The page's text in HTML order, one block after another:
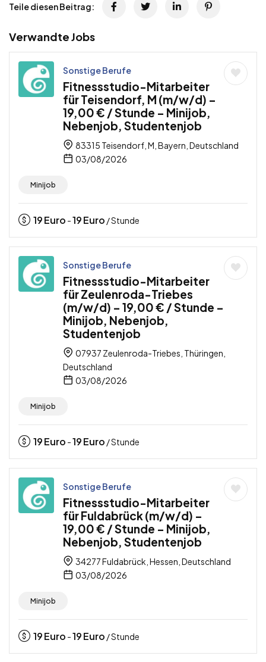
Teile diesen Beitrag:
Verwandte Jobs
Sonstige Berufe
Fitnessstudio-Mitarbeiter
für Teisendorf, M (m/w/d) –
19,00 € / Stunde – Minijob,
Nebenjob, Studentenjob
83315 Teisendorf, M, Bayern, Deutschland
03/08/2026
Minijob
19Euro -19Euro / Stunde
Sonstige Berufe
Fitnessstudio-Mitarbeiter
für Zeulenroda-Triebes
(m/w/d) – 19,00 € / Stunde –
Minijob, Nebenjob,
Studentenjob
07937 Zeulenroda-Triebes, Thüringen,
Deutschland
03/08/2026
Minijob
19Euro -19Euro / Stunde
Sonstige Berufe
Fitnessstudio-Mitarbeiter
für Fuldabrück (m/w/d) –
19,00 € / Stunde – Minijob,
Nebenjob, Studentenjob
34277 Fuldabrück, Hessen, Deutschland
03/08/2026
Minijob
19Euro -19Euro / Stunde